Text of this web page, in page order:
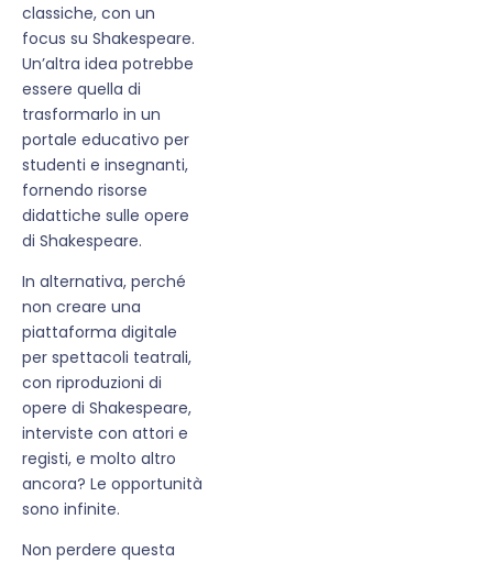
classiche, con un
focus su Shakespeare.
Un’altra idea potrebbe
essere quella di
trasformarlo in un
portale educativo per
studenti e insegnanti,
fornendo risorse
didattiche sulle opere
di Shakespeare.
In alternativa, perché
non creare una
piattaforma digitale
per spettacoli teatrali,
con riproduzioni di
opere di Shakespeare,
interviste con attori e
registi, e molto altro
ancora? Le opportunità
sono infinite.
Non perdere questa